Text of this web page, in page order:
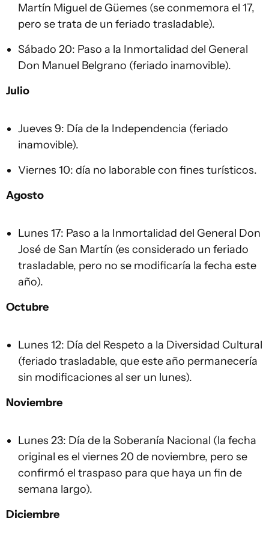
Martín Miguel de Güemes (se conmemora el 17,
pero se trata de un feriado trasladable).
Sábado 20: Paso a la Inmortalidad del General
Don Manuel Belgrano (feriado inamovible).
Julio
Jueves 9: Día de la Independencia (feriado
inamovible).
Viernes 10: día no laborable con fines turísticos.
Agosto
Lunes 17: Paso a la Inmortalidad del General Don
José de San Martín (es considerado un feriado
trasladable, pero no se modificaría la fecha este
año).
Octubre
Lunes 12: Día del Respeto a la Diversidad Cultural
(feriado trasladable, que este año permanecería
sin modificaciones al ser un lunes).
Noviembre
Lunes 23: Día de la Soberanía Nacional (la fecha
original es el viernes 20 de noviembre, pero se
confirmó el traspaso para que haya un fin de
semana largo).
Diciembre